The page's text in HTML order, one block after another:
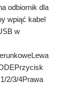
odbiornik dla
wpiąć kabel
w
2/3/4Prawa